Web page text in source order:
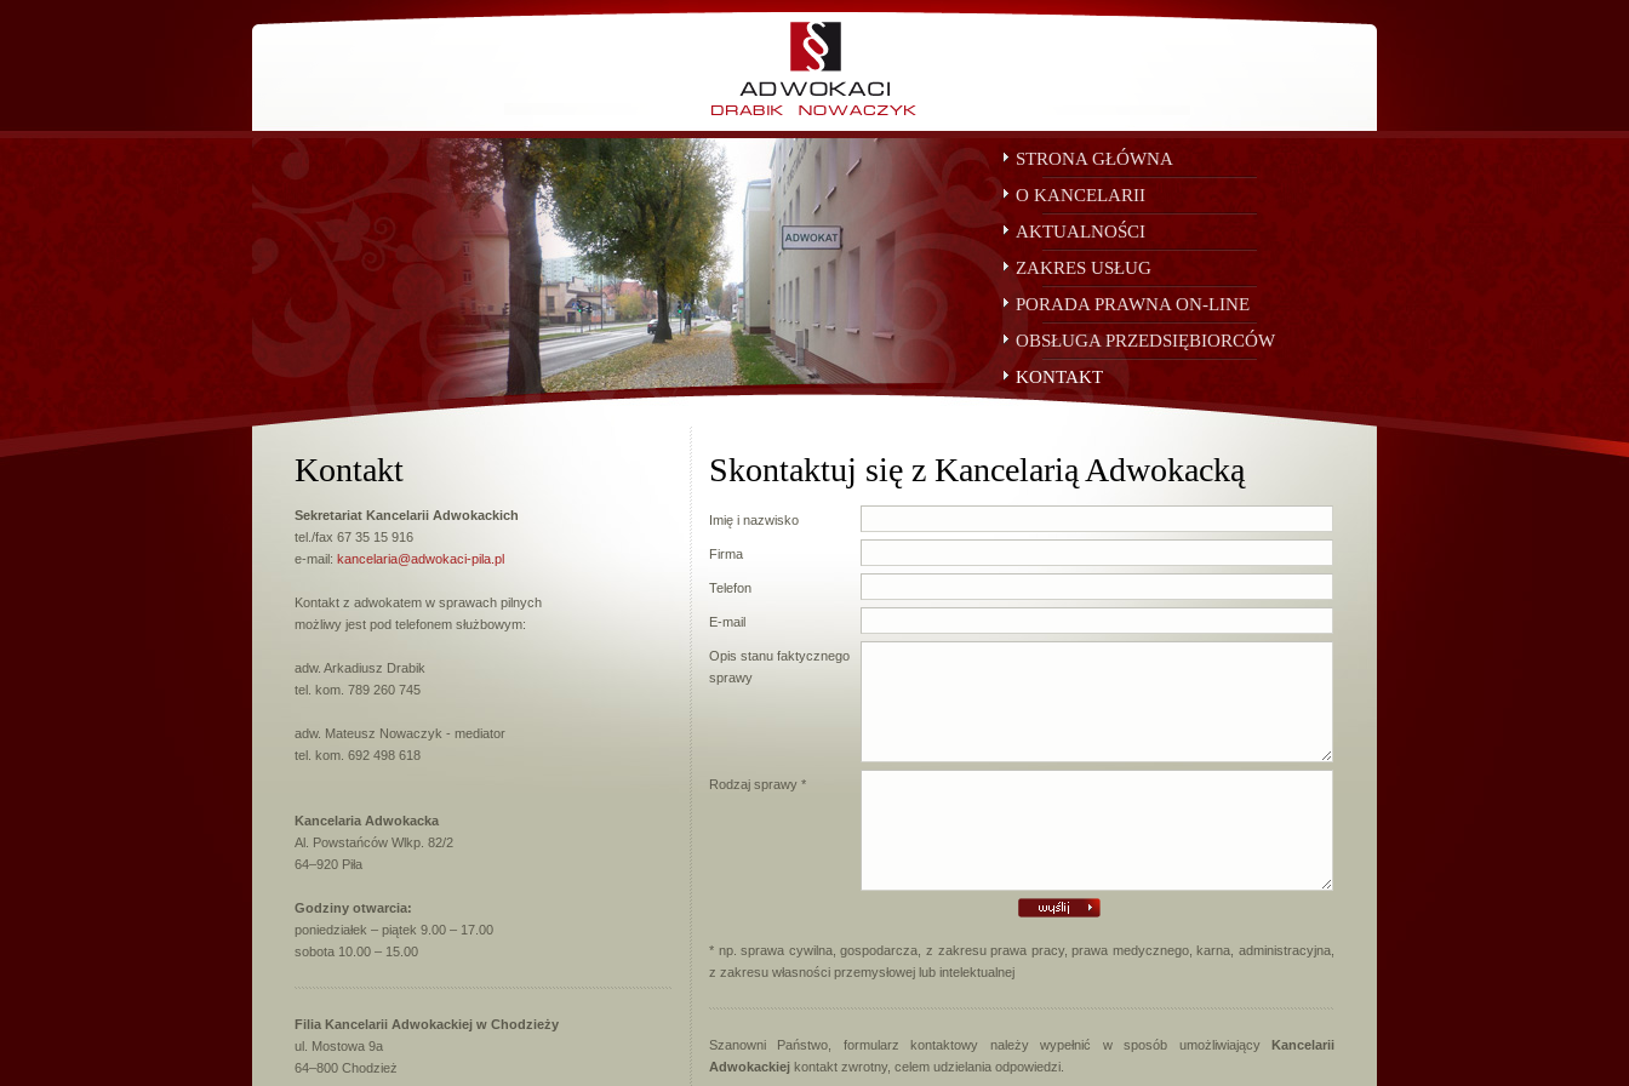
STRONA GŁÓWNA
O KANCELARII
AKTUALNOŚCI
ZAKRES USŁUG
PORADA PRAWNA ON-LINE
OBSŁUGA PRZEDSIĘBIORCÓW
KONTAKT
Kontakt
Sekretariat Kancelarii Adwokackich
tel./fax 67 35 15 916
e-mail: kancelaria@adwokaci-pila.pl
Kontakt z adwokatem w sprawach pilnych
możliwy jest pod telefonem służbowym:
adw. Arkadiusz Drabik
tel. kom. 789 260 745
adw. Mateusz Nowaczyk - mediator
tel. kom. 692 498 618
Kancelaria Adwokacka
Al. Powstańców Wlkp. 82/2
64–920 Piła
Godziny otwarcia:
poniedziałek – piątek 9.00 – 17.00
sobota 10.00 – 15.00
Filia Kancelarii Adwokackiej w Chodzieży
ul. Mostowa 9a
64–800 Chodzież
Skontaktuj się z Kancelarią Adwokacką
Imię i nazwisko
Firma
Telefon
E-mail
Opis stanu faktycznego
sprawy
Rodzaj sprawy *
* np. sprawa cywilna, gospodarcza, z zakresu prawa pracy, prawa medycznego, karna, administracyjna,
z zakresu własności przemysłowej lub intelektualnej
Szanowni Państwo, formularz kontaktowy należy wypełnić w sposób umożliwiający Kancelarii
Adwokackiej kontakt zwrotny, celem udzielania odpowiedzi.